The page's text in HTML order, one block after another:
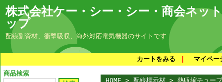
株式会社ケー・シー・シー・商会ネッ
ップ
配線副資材、衝撃吸収、海外対応電気機器のサイトです
カートをみる
マイペー
商品検索
HOME > 配線標示材 > 熱収縮チュー